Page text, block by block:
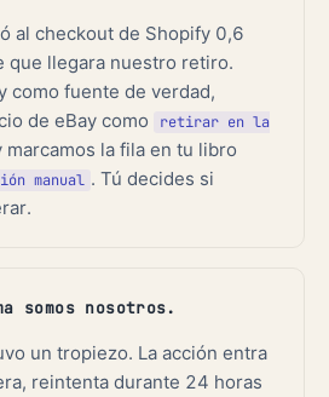
al checkout de Shopify 0,6
que llegara nuestro retiro.
como fuente de verdad,
de eBay como
retirar en la
marcamos la fila en tu libro
manual . Tú decides si
somos nosotros.
un tropiezo. La acción entra
reintenta durante 24 horas